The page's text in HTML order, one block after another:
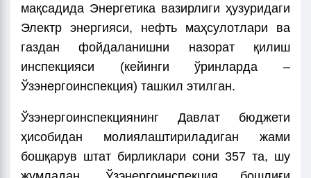
мақсадида Энергетика вазирлиги ҳузуридаги
Электр энергияси, нефть маҳсулотлари ва
газдан фойдаланишни назорат қилиш
инспекцияси (кейинги ўринларда –
Ўзэнергоинспекция) ташкил этилган.
Ўзэнергоинспекциянинг Давлат бюджети
ҳисобидан молиялаштириладиган жами
бошқарув штат бирликлари сони 357 та, шу